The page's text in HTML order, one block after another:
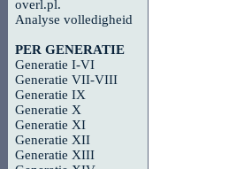
overl.pl.
Analyse volledigheid
PER GENERATIE
Generatie I-VI
Generatie VII-VIII
Generatie IX
Generatie X
Generatie XI
Generatie XII
Generatie XIII